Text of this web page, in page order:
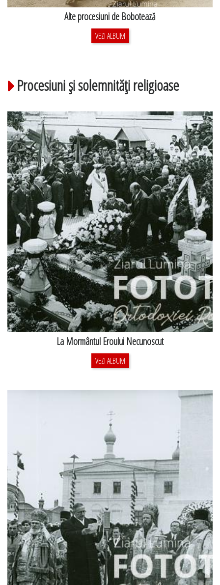
Alte procesiuni de Bobotează
VEZI ALBUM
Procesiuni şi solemnităţi religioase
La Mormântul Eroului Necunoscut
VEZI ALBUM